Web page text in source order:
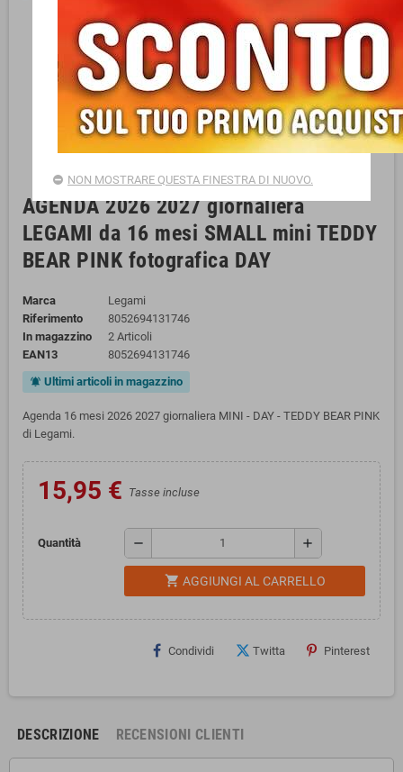
AGENDA 2026 2027 giornaliera
LEGAMI da 16 mesi SMALL mini TEDDY
BEAR PINK fotografica DAY
Marca
Legami
Riferimento
8052694131746
In magazzino
2 Articoli
EAN13
8052694131746
notifications_active Ultimi articoli in magazzino
Agenda 16 mesi 2026 2027 giornaliera MINI - DAY - TEDDY BEAR PINK
di Legami.
15,95 € Tasse incluse
Quantità remove add
shopping_cart AGGIUNGI AL CARRELLO
Condividi Twitta Pinterest
DESCRIZIONE RECENSIONI CLIENTI
NON MOSTRARE QUESTA FINESTRA DI NUOVO.